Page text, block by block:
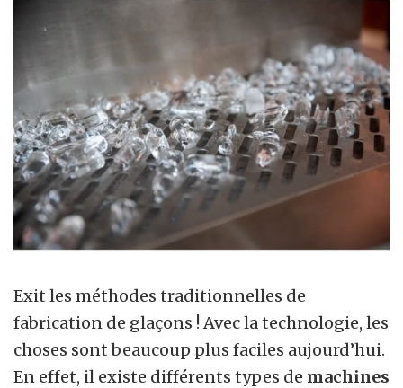
Exit les méthodes traditionnelles de
fabrication de glaçons ! Avec la technologie, les
choses sont beaucoup plus faciles aujourd’hui.
En effet, il existe différents types de machines